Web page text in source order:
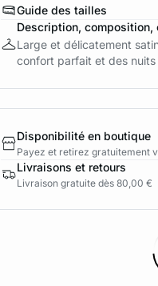
Guide des tailles
Description, composition,
Large et délicatement
confort parfait et des
Disponibilité en boutique
Payez et retirez gratuitement
Livraisons et retours
Livraison gratuite dès 80,00 €